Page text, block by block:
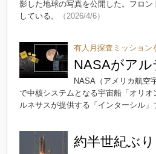
影した地球の写真を公開した。フロ
している。
（2026/4/6）
有人月探査ミッション
NASAがア
NASA（アメリカ航空
で中核システムとなる宇宙船「オリオ
ルネサスが提供する「インターシル」
約半世紀ぶ